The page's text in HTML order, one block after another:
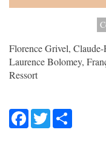
Florence Grivel,
Laurence Bolomey,
Ressort
Facebook
Twitter